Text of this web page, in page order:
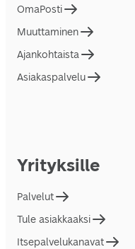
OmaPosti
Muuttaminen
Ajankohtaista
Asiakaspalvelu
Yrityksille
Palvelut
Tule asiakkaaksi
Itsepalvelukanavat